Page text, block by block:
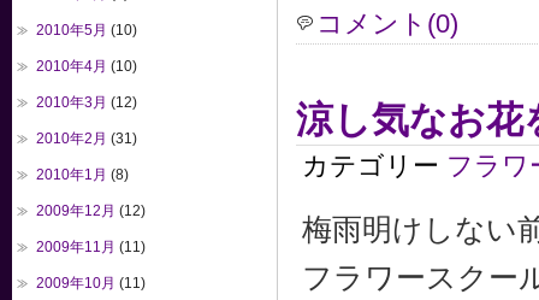
コメント(0)
涼し気なお花
カテゴリー フラワ
梅雨明けしない
フラワースクー
2010年5月 (10)
2010年4月 (10)
2010年3月 (12)
2010年2月 (31)
2010年1月 (8)
2009年12月 (12)
2009年11月 (11)
2009年10月 (11)